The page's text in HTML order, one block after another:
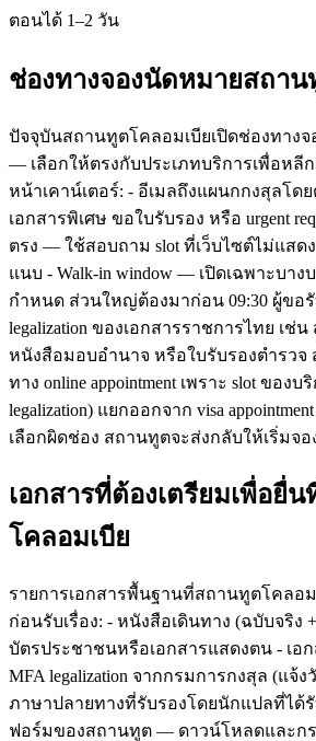
ตอนได้ 1–2 วัน
ช่องทางจองนัดหมายสถาน
ปัจจุบันสถานทูตโคลอมเบียเปิดช่องทาง
— เลือกให้ตรงกับประเภทบริการเพื่อหลีก
หน้าเคาน์เตอร์: - อีเมลถึงแผนกกงสุลโ
เอกสารพิเศษ ขอใบรับรอง หรือ urgent
ตรง — ใช้สอบถาม slot ที่เว็บไซต์ไม่แสด
แนบ - Walk-in window — เปิดเฉพาะบาง
กำหนด ส่วนใหญ่ต้องมาก่อน 09:30 ผู้ขอ
legalization ของเอกสารราชการไทย เช่
หนังสือมอบอำนาจ หรือใบรับรองตำรวจ
ทาง online appointment เพราะ slot ของบ
legalization) แยกออกจาก visa
เลือกผิดช่อง สถานทูตจะส่งกลับให้เริ่มจ
เอกสารที่ต้องเตรียมเพื่อยื่
โคลอมเบีย
รายการเอกสารพื้นฐานที่สถานทูตโคลอ
ก่อนรับเรื่อง: - หนังสือเดินทาง (ฉบับจริง
บัตรประชาชนหรือเอกสารแสดงตน - เอ
MFA legalization จากกรมการกงสุล (แจ้
ภาษาปลายทางที่รับรองโดยนักแปลที่ได้
ฟอร์มของสถานทูต — ดาวน์โหลดและก